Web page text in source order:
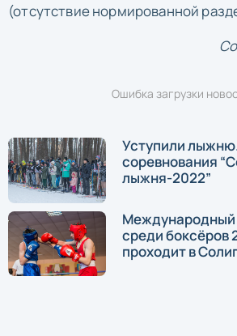
(отсутствие нормированной
Ошибка загрузки
Уступили
соревнования
лыжня-2022”
Международный
среди боксёров
проходит в